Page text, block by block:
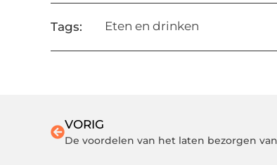
Tags: Eten en drinken
VORIG
De voordelen van het laten bezorgen